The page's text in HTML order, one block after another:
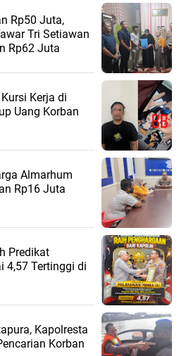
Rp50 Juta,
Tri Setiawan
Rp62 Juta
Kerja di
Uang Korban
Almarhum
Rp16 Juta
Predikat
4,57 Tertinggi di
Kapolresta
Korban